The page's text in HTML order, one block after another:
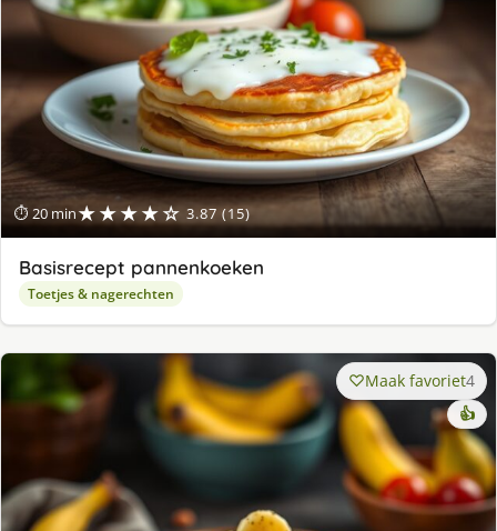
⏱ 20 min★★★★☆ 3.87 (15)
Basisrecept pannenkoeken
Toetjes & nagerechten
Maak favoriet4
👍